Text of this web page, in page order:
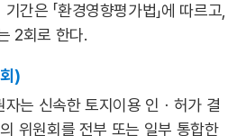
간은 「환경영향평가법」에 따르고,
2회로 한다.
)
는 신속한 토지이용 인ㆍ허가 결
위원회를 전부 또는 일부 통합한